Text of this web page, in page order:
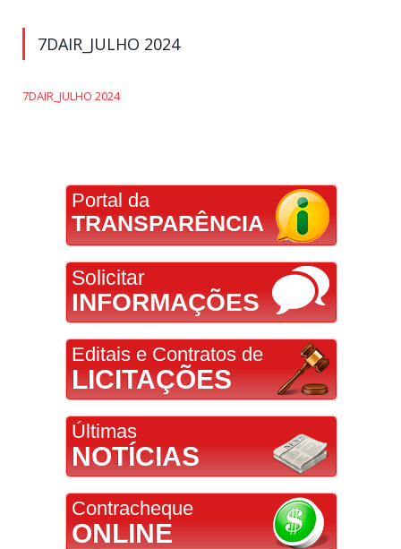
7DAIR_JULHO 2024
7DAIR_JULHO 2024
Portal da
TRANSPARÊNCIA
Solicitar
INFORMAÇÕES
Editais e Contratos de
LICITAÇÕES
Últimas
NOTÍCIAS
Contracheque
ONLINE